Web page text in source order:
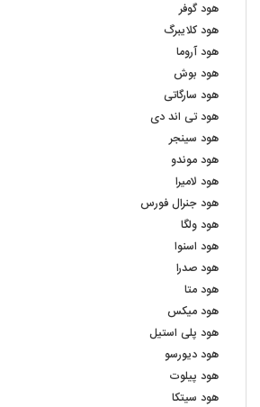
هود گوفر
هود کلایبرگ
هود آروما
هود بوش
هود سارگاتی
هود تی اند دی
هود سینجر
هود موندو
هود لامیرا
هود جنرال فورس
هود ولگا
هود اسنوا
هود صدرا
هود متا
هود میکس
هود پلی استیل
هود دیورسو
هود پیلوت
هود سیتکا